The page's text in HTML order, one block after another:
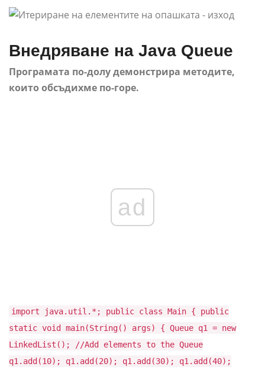
Внедряване на Java Queue
Програмата по-долу демонстрира методите,
които обсъдихме по-горе.
ad
import java.util.*; public class Main { public
static void main(String() args) { Queue q1 = new
LinkedList(); //Add elements to the Queue
q1.add(10); q1.add(20); q1.add(30); q1.add(40);